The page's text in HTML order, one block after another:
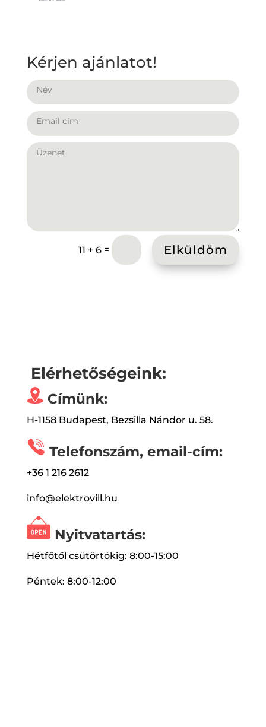
Kérjen ajánlatot!
11 + 6 = Elküldöm
Elérhetőségeink:
Címünk:
H-1158 Budapest, Bezsilla Nándor u. 58.
Telefonszám, email-cím:
+36 1 216 2612
info@elektrovill.hu
Nyitvatartás:
Hétfőtől csütörtökig: 8:00-15:00
Péntek: 8:00-12:00